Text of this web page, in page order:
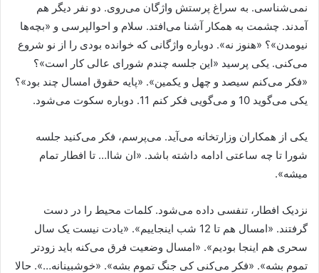
نمی‌شناسی. به سراغ پرستش واژگان می‌روی. دو نفر دیگر هم
آمدند. چشمت به همکار آشنا می‌افتد. سلام و احوالپرسی و «بچه‌ها
نیومدن»؟ «هنوز نه». دوباره واژگانی که خوانده بودی را از نو شروع
می‌کنی. یکی پرسید «این جلسه چندم شورای عالی کار است»؟
«فکر می‌کنم سیصد و چهل و یکمین». «پایه حقوق امسال چند بود»؟
یکی می‌گوید 10 و می‌گویی فکر کنم 11. دوباره سکوت می‌شود.
یکی از همکاران وزارتخانه می‌آید. می‌پرسم، فکر می‌کنید جلسه
شورا تا چه ساعتی ادامه داشته باشد. «ان شاا… تا افطار تمام
میشه».
نزدیک افطار، تنفسی داده می‌شود. کلمات محیط را در دست
گرفتند. «امسال هم تا 12 شب اینجاییم». «یادت نیست یک سال
سحری هم اینجا بودیم». «امسال وضعیت فرق می‌کنه باید زودتر
تموم بشه». «فکر می‌کنی کی جنگ تموم بشه». «خوشبینانه…». حالا